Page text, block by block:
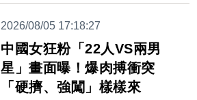
2026/08/05 17:18:27
中國女狂粉「22人VS兩男
星」畫面曝！爆肉搏衝突
「硬擠、強闖」樣樣來